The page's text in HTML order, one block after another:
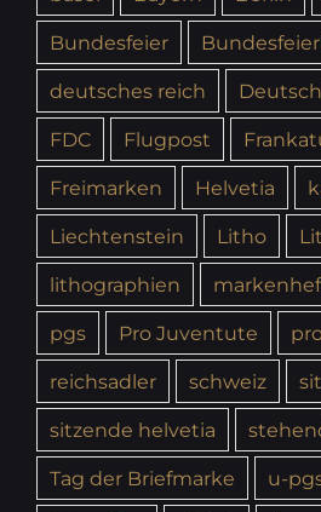
Bundesfeier
deutsches reich
FDC
Flugpost
Freimarken
Helvetia
Liechtenstein
Litho
lithographien
pgs
Pro Juventute
reichsadler
schweiz
sitzende helvetia
Tag der Briefmarke
u-